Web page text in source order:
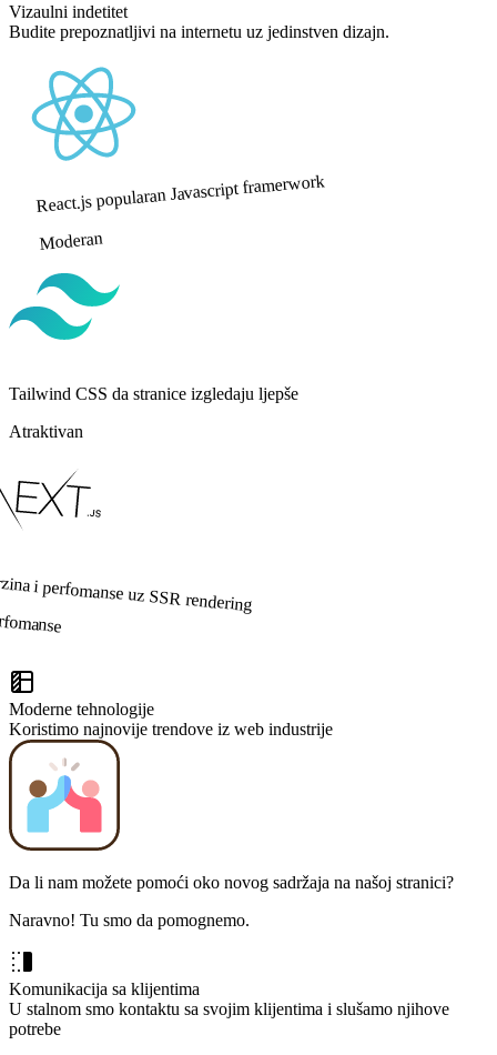
Vizaulni indetitet
Budite prepoznatljivi na internetu uz jedinstven dizajn.
React.js popularan Javascript framerwork
Moderan
Tailwind CSS da stranice izgledaju ljepše
Atraktivan
i perfomanse uz SSR rendering
Moderne tehnologije
Koristimo najnovije trendove iz web industrije
Da li nam možete pomoći oko novog sadržaja na našoj stranici?
Naravno! Tu smo da pomognemo.
Komunikacija sa klijentima
U stalnom smo kontaktu sa svojim klijentima i slušamo njihove
potrebe